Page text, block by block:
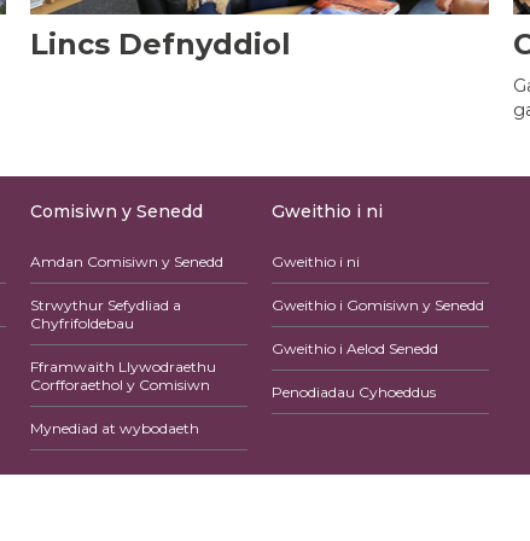
Lincs Defnyddiol
Comisiwn y Senedd
Amdan Comisiwn y Senedd
Strwythur Sefydliad a
Chyfrifoldebau
Fframwaith Llywodraethu
Corfforaethol y Comisiwn
Mynediad at wybodaeth
Gweithio i ni
Gweithio i ni
Gweithio i Gomisiwn y Senedd
Gweithio i Aelod Senedd
Penodiadau Cyhoeddus